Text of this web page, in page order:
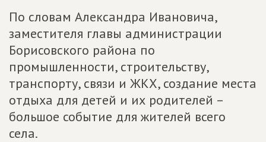
По словам Александра Ивановича,
заместителя главы администрации
Борисовского района по
промышленности, строительству,
транспорту, связи и ЖКХ, создание места
отдыха для детей и их родителей –
большое событие для жителей всего
села.